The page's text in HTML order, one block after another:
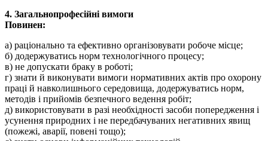
4. Загальнопрофесійні вимоги
Повинен:
а) раціонально та ефективно організовувати робоче місце;
б) додержуватись норм технологічного процесу;
в) не допускати браку в роботі;
г) знати й виконувати вимоги нормативних актів про охорону
праці й навколишнього середовища, додержуватись норм,
методів і прийомів безпечного ведення робіт;
д) використовувати в разі необхідності засоби попередження і
усунення природних і не передбачуваних негативних явищ
(пожежі, аварії, повені тощо);